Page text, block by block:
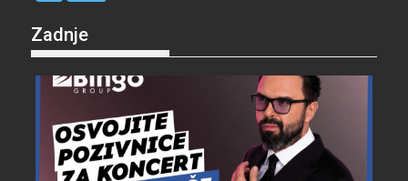
Zadnje